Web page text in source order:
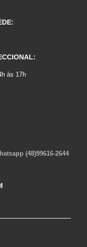
às 17h
(48)99616-2644